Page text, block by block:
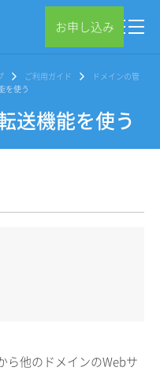
お申し込み
ご利用ガイド
ドメインの管
を使う
送機能を使う
ら他のドメインのWebサ